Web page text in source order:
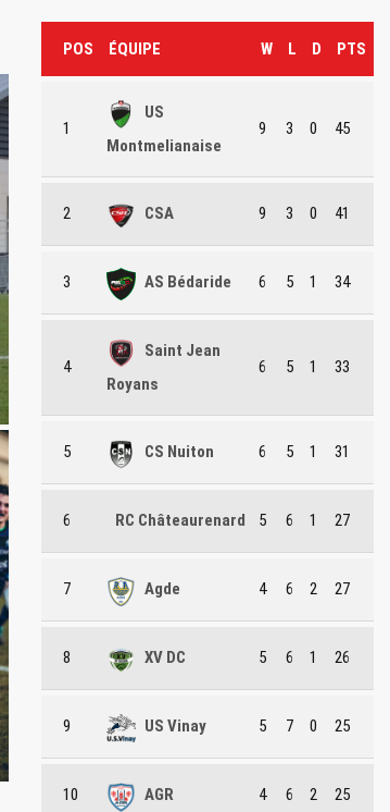
POS ÉQUIPE W L D PTS
1
US
Montmelianaise
9 3 0 45
2 CSA 9 3 0 41
3 AS Bédaride 6 5 1 34
4
Saint Jean
Royans
6 5 1 33
5 CS Nuiton 6 5 1 31
6 RC Châteaurenard 5 6 1 27
7 Agde 4 6 2 27
8 XV DC 5 6 1 26
9 US Vinay 5 7 0 25
10 AGR 4 6 2 25